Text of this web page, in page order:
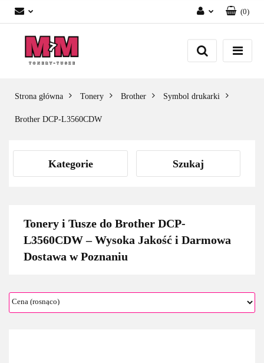
Zaloguj się
Załóż konto
(0)
Strona główna Tonery Brother Symbol drukarki
Brother DCP-L3560CDW
Kategorie Szukaj
Tonery i Tusze do Brother DCP-
L3560CDW – Wysoka Jakość i Darmowa
Dostawa w Poznaniu